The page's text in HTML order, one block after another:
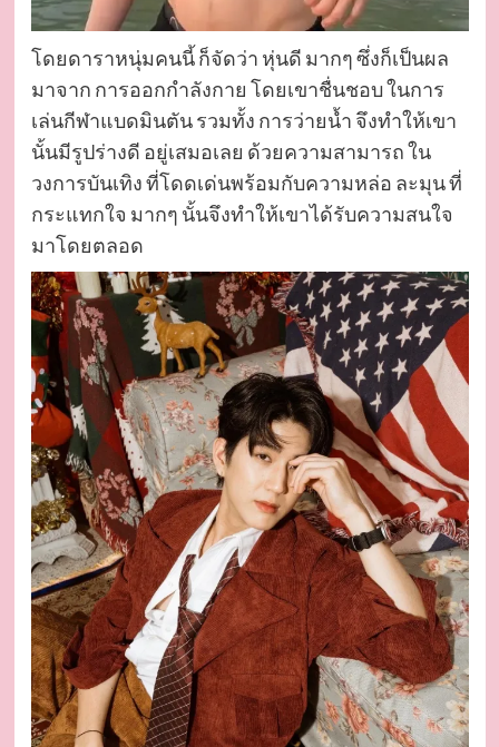
โดยดาราหนุ่มคนนี้ ก็จัดว่า หุ่นดี มากๆ ซึ่งก็เป็นผล
มาจาก การออกกำลังกาย โดยเขาชื่นชอบ ในการ
เล่นกีฬาแบดมินตัน รวมทั้ง การว่ายน้ำ จึงทำให้เขา
นั้นมีรูปร่างดี อยู่เสมอเลย ด้วยความสามารถ ใน
วงการบันเทิง ที่โดดเด่นพร้อมกับความหล่อ ละมุน ที่
กระแทกใจ มากๆ นั้นจึงทำให้เขาได้รับความสนใจ
มาโดยตลอด